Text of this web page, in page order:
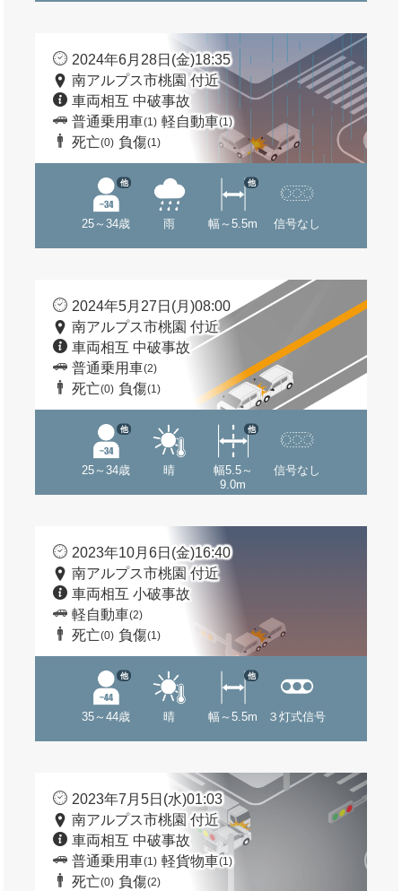
2024年6月28日(金)18:35
南アルプス市桃園 付近
車両相互 中破事故
普通乗用車(1) 軽自動車(1)
死亡(0) 負傷(1)
25～34歳
他
雨 幅～5.5m
他
信号なし
2024年5月27日(月)08:00
南アルプス市桃園 付近
車両相互 中破事故
普通乗用車(2)
死亡(0) 負傷(1)
25～34歳
他
晴
幅5.5～
9.0m
他
信号なし
2023年10月6日(金)16:40
南アルプス市桃園 付近
車両相互 小破事故
軽自動車(2)
死亡(0) 負傷(1)
35～44歳
他
晴 幅～5.5m
他
３灯式信号
2023年7月5日(水)01:03
南アルプス市桃園 付近
車両相互 中破事故
普通乗用車(1) 軽貨物車(1)
死亡(0) 負傷(2)